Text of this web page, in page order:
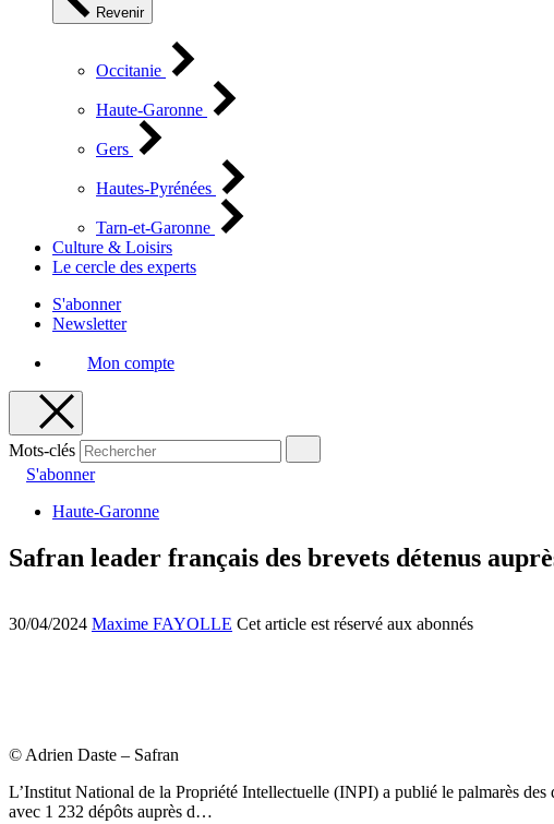
Revenir
Occitanie
Haute-Garonne
Gers
Hautes-Pyrénées
Tarn-et-Garonne
Culture & Loisirs
Le cercle des experts
S'abonner
Newsletter
Mon compte
Mots-clés
S'abonner
Haute-Garonne
Safran leader français des brevets détenus
30/04/2024 Maxime FAYOLLE Cet article est réservé aux abonnés
© Adrien Daste – Safran
L’Institut National de la Propriété Intellectuelle (INPI) a publié le palmarès
avec 1 232 dépôts auprès d…